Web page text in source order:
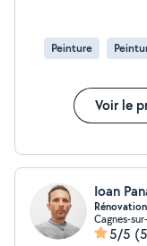
Peinture
Voir le
Ioan
Cagnes-
5/5